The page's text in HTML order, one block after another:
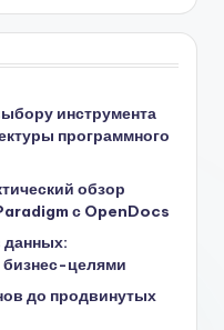
инструмента
программного
обзор
с OpenDocs
данных:
целями
до продвинутых